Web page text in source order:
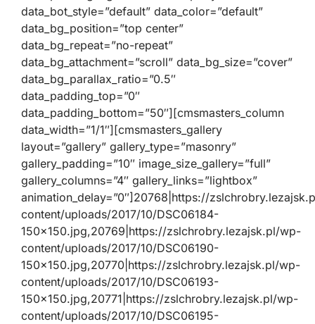
data_bot_style=”default” data_color=”default”
data_bg_position=”top center”
data_bg_repeat=”no-repeat”
data_bg_attachment=”scroll” data_bg_size=”cover”
data_bg_parallax_ratio=”0.5″
data_padding_top=”0″
data_padding_bottom=”50″][cmsmasters_column
data_width=”1/1″][cmsmasters_gallery
layout=”gallery” gallery_type=”masonry”
gallery_padding=”10″ image_size_gallery=”full”
gallery_columns=”4″ gallery_links=”lightbox”
animation_delay=”0″]20768|https://
content/uploads/2017/10/DSC06184-
150×150.jpg,20769|https://zslchrobry.lezajsk.pl/wp-
content/uploads/2017/10/DSC06190-
150×150.jpg,20770|https://zslchrobry.lezajsk.pl/wp-
content/uploads/2017/10/DSC06193-
150×150.jpg,20771|https://zslchrobry.lezajsk.pl/wp-
content/uploads/2017/10/DSC06195-